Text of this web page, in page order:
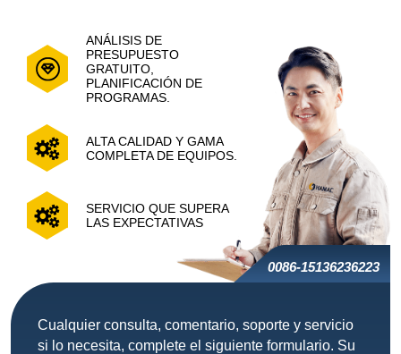
ANÁLISIS DE
PRESUPUESTO
GRATUITO,
PLANIFICACIÓN DE
PROGRAMAS.
ALTA CALIDAD Y GAMA
COMPLETA DE EQUIPOS.
SERVICIO QUE SUPERA
LAS EXPECTATIVAS
0086-15136236223
Cualquier consulta, comentario, soporte y servicio
si lo necesita, complete el siguiente formulario. Su